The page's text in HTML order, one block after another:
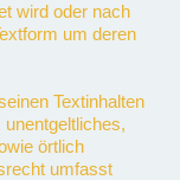
wird oder nach
um deren
Textinhalten
örtlich
umfasst